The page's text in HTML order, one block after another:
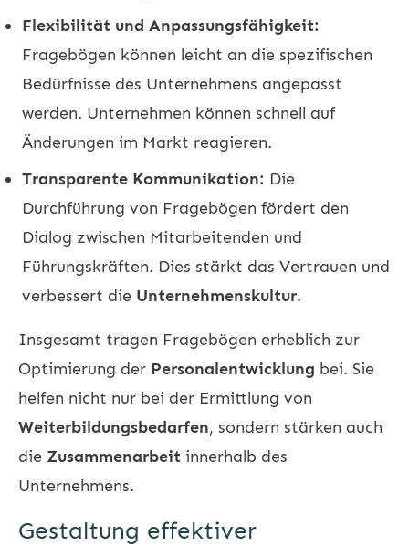
Flexibilität und Anpassungsfähigkeit:
Fragebögen können leicht an die spezifischen
Bedürfnisse des Unternehmens angepasst
werden. Unternehmen können schnell auf
Änderungen im Markt reagieren.
Transparente Kommunikation: Die
Durchführung von Fragebögen fördert den
Dialog zwischen Mitarbeitenden und
Führungskräften. Dies stärkt das Vertrauen und
verbessert die Unternehmenskultur.
Insgesamt tragen Fragebögen erheblich zur
Optimierung der Personalentwicklung bei. Sie
helfen nicht nur bei der Ermittlung von
Weiterbildungsbedarfen, sondern stärken auch
die Zusammenarbeit innerhalb des
Unternehmens.
Gestaltung effektiver